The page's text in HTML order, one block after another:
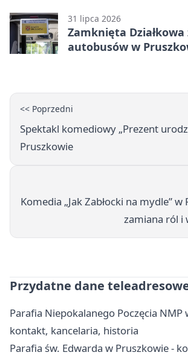
31 lipca 2026
Zamknięta
autobusów w
<< Poprzedni
Spektakl komediowy „Prezent
Pruszkowie
Komedia „Jak Zabłocki na mydle”
zamiana ról i
Przydatne dane
Parafia Niepokalanego Poczęcia NMP
kontakt, kancelaria, historia
Parafia św. Edwarda w Pruszkowie -